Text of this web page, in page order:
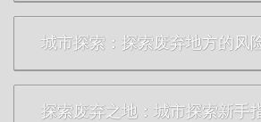
城市探索：探索废弃地方的风
探索废弃之地：城市探索新手